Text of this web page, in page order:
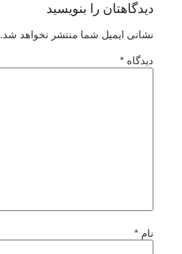
دیدگاهتان را بنویسید
نشانی ایمیل شما منتشر نخواهد شد.
دیدگاه *
نام *